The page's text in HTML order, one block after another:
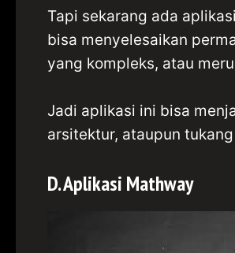
Tapi sekarang ada
bisa menyelesaikan
yang kompleks, atau
Jadi aplikasi ini bisa
arsitektur, ataupun
D. Aplikasi Mathway